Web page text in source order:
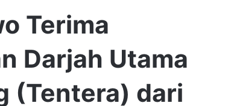
Terima
Darjah Utama
(Tentera) dari